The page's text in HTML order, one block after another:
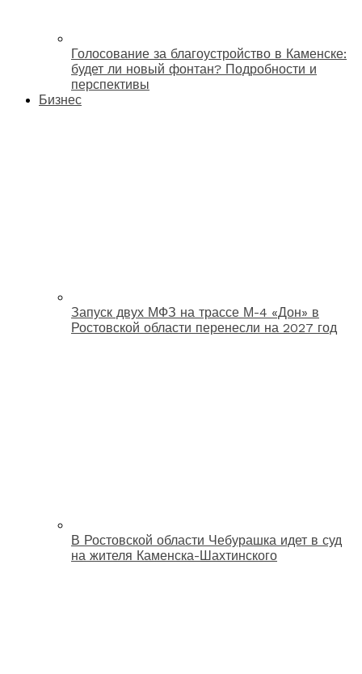
Голосование за благоустройство в Каменске:
будет ли новый фонтан? Подробности и
перспективы
Бизнес
Запуск двух МФЗ на трассе М-4 «Дон» в
Ростовской области перенесли на 2027 год
В Ростовской области Чебурашка идет в суд
на жителя Каменска-Шахтинского